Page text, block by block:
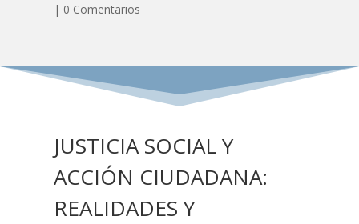
| 0 Comentarios
JUSTICIA SOCIAL Y
ACCIÓN CIUDADANA:
REALIDADES Y